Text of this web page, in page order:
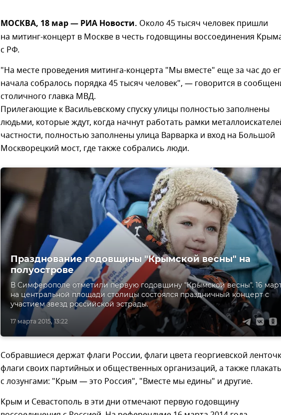
МОСКВА, 18 мар — РИА Новости. Около 45 тысяч человек пришли
на митинг-концерт в Москве в честь годовщины воссоединения
с РФ.
"На месте проведения митинга-концерта "Мы вместе" еще за час до
начала собралось порядка 45 тысяч человек", — говорится в
столичного главка МВД.
Прилегающие к Васильевскому спуску улицы полностью заполнены
людьми, которые ждут, когда начнут работать рамки
частности, полностью заполнены улица Варварка и вход на Большой
Москворецкий мост, где также собрались люди.
17 марта 2015, 13:22
Празднование годовщины "Крымской весны" на
полуострове
В Симферополе отметили первую годовщину "Крымской весны". 16
на центральной площади столицы состоялся праздничный концерт с
участием звезд российской эстрады.
Собравшиеся держат флаги России, флаги цвета георгиевской
флаги своих партийных и общественных организаций, а также
с лозунгами: "Крым — это Россия", "Вместе мы едины" и другие.
Крым и Севастополь в эти дни отмечают первую годовщину